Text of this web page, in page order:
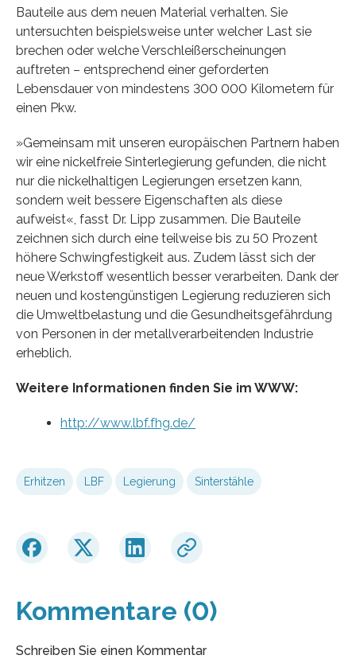
Bauteile aus dem neuen Material verhalten. Sie
untersuchten beispielsweise unter welcher Last sie
brechen oder welche Verschleißerscheinungen
auftreten – entsprechend einer geforderten
Lebensdauer von mindestens 300 000 Kilometern für
einen Pkw.
»Gemeinsam mit unseren europäischen Partnern haben
wir eine nickelfreie Sinterlegierung gefunden, die nicht
nur die nickelhaltigen Legierungen ersetzen kann,
sondern weit bessere Eigenschaften als diese
aufweist«, fasst Dr. Lipp zusammen. Die Bauteile
zeichnen sich durch eine teilweise bis zu 50 Prozent
höhere Schwingfestigkeit aus. Zudem lässt sich der
neue Werkstoff wesentlich besser verarbeiten. Dank der
neuen und kostengünstigen Legierung reduzieren sich
die Umweltbelastung und die Gesundheitsgefährdung
von Personen in der metallverarbeitenden Industrie
erheblich.
Weitere Informationen finden Sie im WWW:
http://www.lbf.fhg.de/
Erhitzen LBF Legierung Sinterstähle
Kommentare (0)
Schreiben Sie einen Kommentar